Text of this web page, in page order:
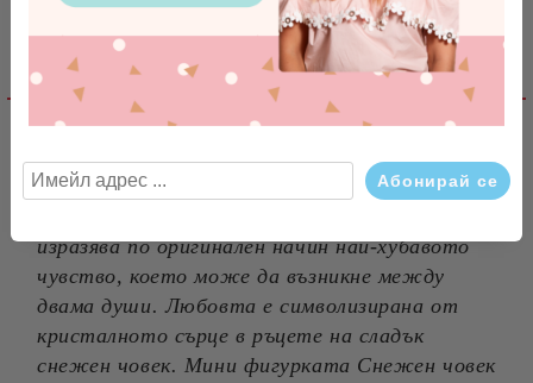
Ние ще се свържем с вас в рамките на работния ден.
Детайлно описание
Кристалната мини фигурка Снежен човек
със сърце е изработена от чешки кристал
изразява по оригинален начин най-хубавото
чувство, което може да възникне между
двама души. Любовта е символизирана от
кристалното сърце в ръцете на сладък
снежен човек. Мини фигурката Снежен човек